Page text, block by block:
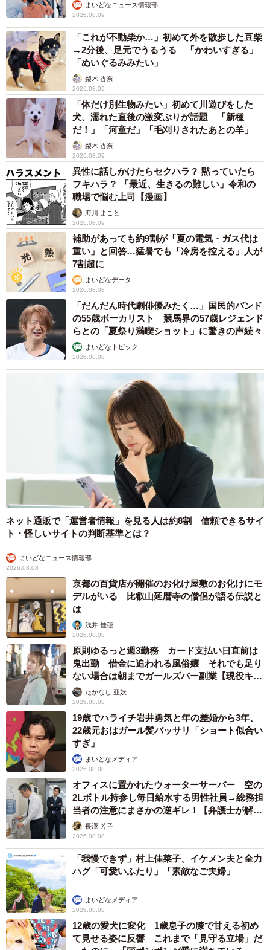
まいどなニュース情報部
2026.08.09
「これが不動柴か…」初めて外を散歩した豆柴
→2分後、足元でうるうる 「かわいすぎる」
「ぬいぐるみみたい」
梨木 香奈
2026.08.09
「体だけ別生物みたい」初めて川遊びをした
犬、濡れた直後の激変ぶりが話題 「新種
だ！」「河童だ」「毛刈りされたあとの羊」
梨木 香奈
2026.08.09
異性に話しかけたらセクハラ？ 黙っていたら
フキハラ？ 「最近、生きるの難しい」令和の
職場で悩む上司【漫画】
海川 まこと
2026.08.09
補助があっても約9割が「夏の電気・ガス代は
重い」と回答…猛暑でも「冷房を控える」人が
7割超に
まいどなデータ
2026.08.08
「だんだん時代劇俳優みたく…」国民的バンド
の55歳ボーカリスト 競馬界の57歳レジェンド
らとの「夏祭り満喫ショット」に驚きの声続々
まいどなトピック
2026.08.08
ネット通販で「運営者情報」を見る人は約8割 信頼できるサイ
ト・怪しいサイトの判断基準とは？
まいどなニュース情報部
2026.08.08
京都の百貨店が開催のお化け屋敷のお化けにモ
デルがいる 比叡山延暦寺の僧侶が語る伝説と
は
浅井 佳穂
2026.08.08
原則ゆるっと週3勤務 カード支払い日直前は
鬼出勤 借金に追われる風俗嬢 それでも足り
ない場合は朝までガールズバー副業【現役キャ
ストに取材】
たかなし 亜妖
2026.08.08
19歳でハライチ岩井勇気と年の差婚から3年、
22歳元おはガール髪バッサリ「ショート似合い
すぎ」
まいどなメディア
2026.08.08
オフィスに置かれたウォーターサーバー 空の
2Lボトル持参し毎日給水する男性社員→総務担
当者の注意にまさかの逆ギレ！【弁護士が解
説】長澤 芳子
2026.08.08
「我慢できず」村上佳菜子、イケメン夫と全力
ハグ「可愛いふたり」「素敵なご夫婦」
まいどなメディア
2026.08.08
12歳の愛犬に変化 1歳息子の膝で甘える初め
て見せる姿に反響 これまで「見守る立場」だ